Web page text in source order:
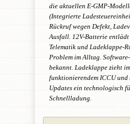
die aktuellen E-GMP-
(Integrierte
Rückruf wegen Defekt,
Ausfall. 12V-Batterie
Telematik und Ladeklappe-
Problem im Alltag.
bekannt. Ladeklappe zieht
funktionierendem ICCU
Updates ein technologisch
Schnellladung.